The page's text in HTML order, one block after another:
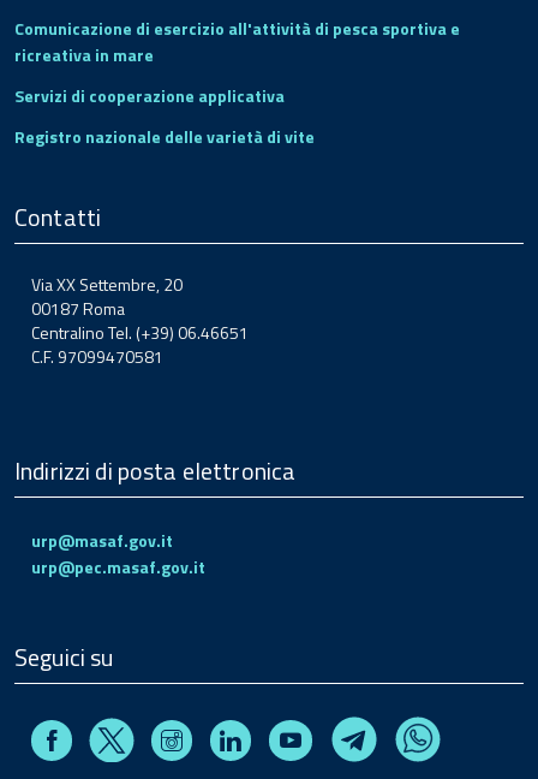
Comunicazione di esercizio all'attività di pesca sportiva e
ricreativa in mare
Servizi di cooperazione applicativa
Registro nazionale delle varietà di vite
Contatti
Via XX Settembre, 20
00187 Roma
Centralino Tel. (+39) 06.46651
C.F. 97099470581
Indirizzi di posta elettronica
urp@masaf.gov.it
urp@pec.masaf.gov.it
Seguici su
FacebookX InstagramLinkedin Youtube TelegramWhatsapp